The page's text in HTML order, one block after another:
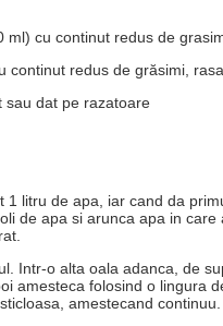
ml) cu continut redus de
continut redus de grăsimi,
sau dat pe razatoare
1 litru de apa, iar cand da
de apa si arunca apa in
Intr-o alta oala adanca, de
amesteca folosind o lingura
amestecand continuu.